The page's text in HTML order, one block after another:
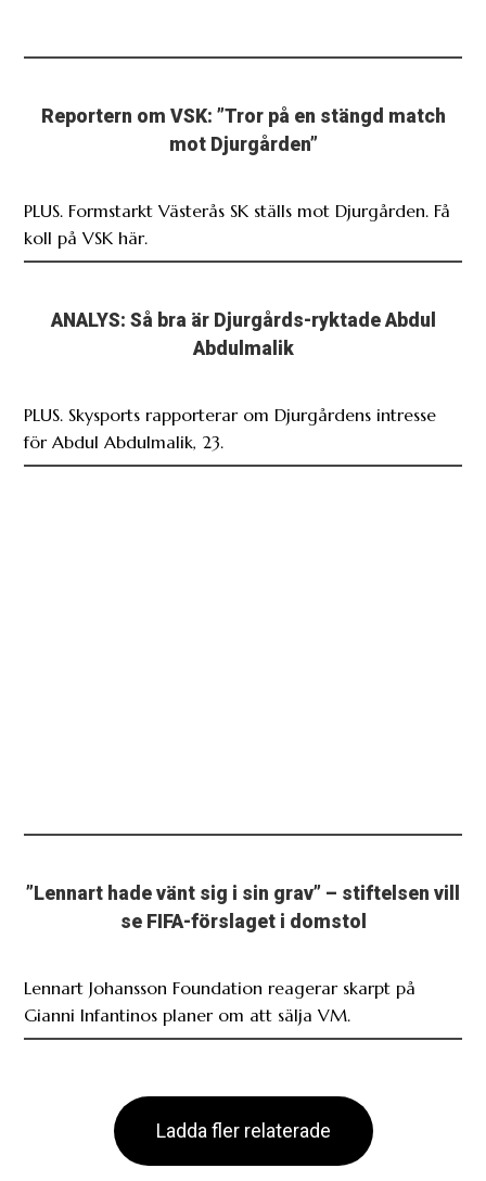
Reportern om VSK: ”Tror på en stängd match
mot Djurgården”
PLUS. Formstarkt Västerås SK ställs mot Djurgården. Få
koll på VSK här.
ANALYS: Så bra är Djurgårds-ryktade Abdul
Abdulmalik
PLUS. Skysports rapporterar om Djurgårdens intresse
för Abdul Abdulmalik, 23.
”Lennart hade vänt sig i sin grav” – stiftelsen vill
se FIFA-förslaget i domstol
Lennart Johansson Foundation reagerar skarpt på
Gianni Infantinos planer om att sälja VM.
Ladda fler relaterade